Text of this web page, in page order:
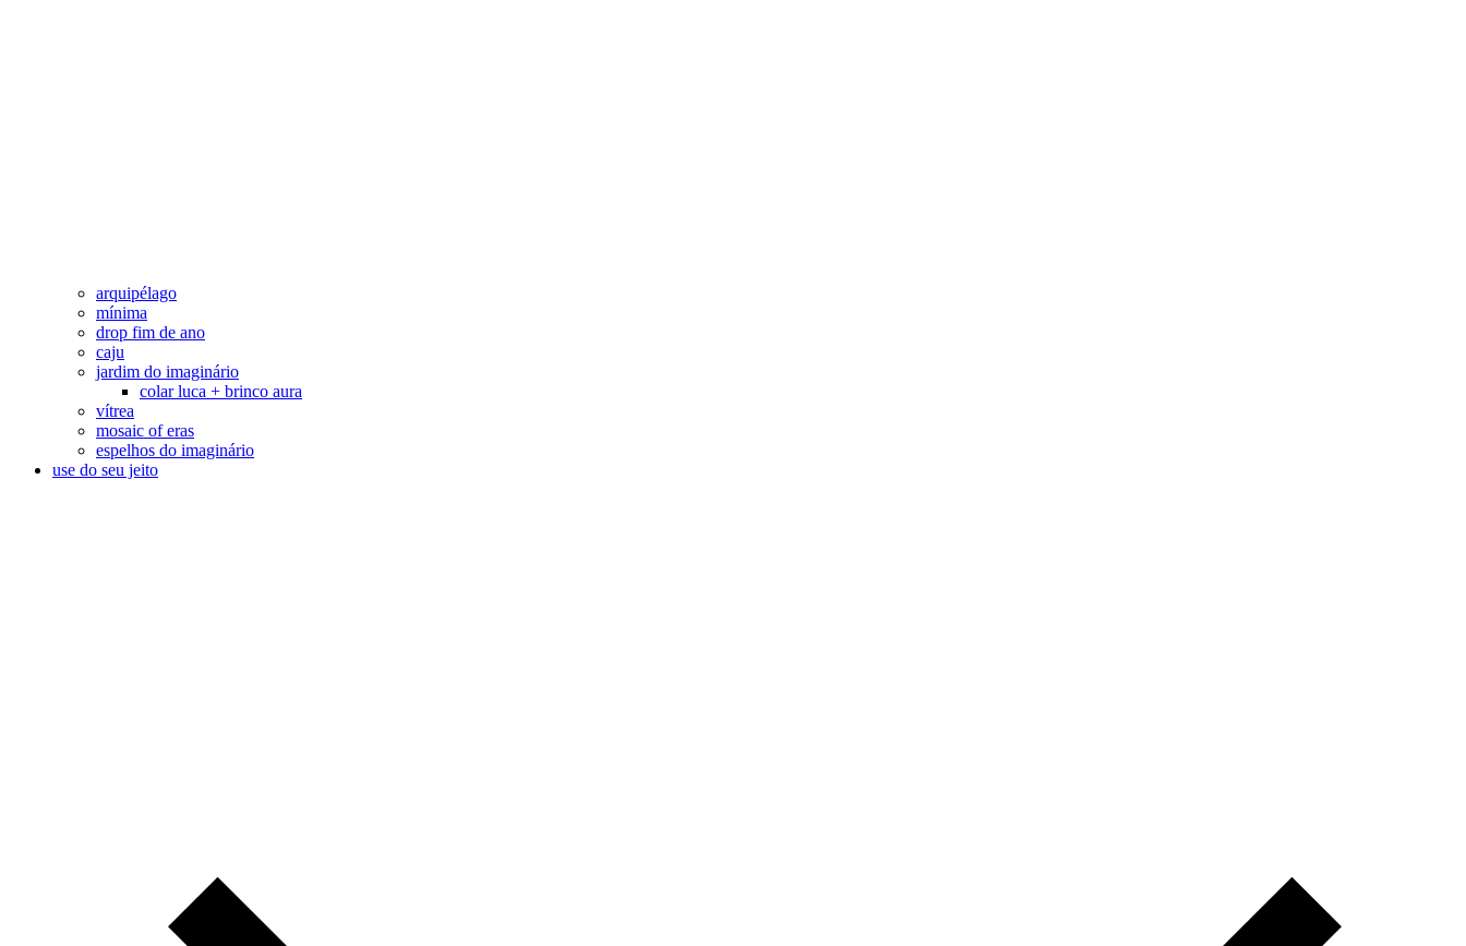
arquipélago
mínima
drop fim de ano
caju
jardim do imaginário
colar luca + brinco aura
vítrea
mosaic of eras
espelhos do imaginário
use do seu jeito